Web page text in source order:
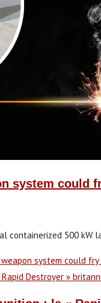
system could
containerized 500
weapon system could